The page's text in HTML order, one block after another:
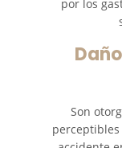
por los
Son